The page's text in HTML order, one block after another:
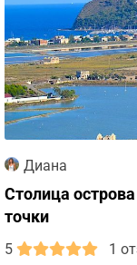
Диана
Столица
точки
5
1